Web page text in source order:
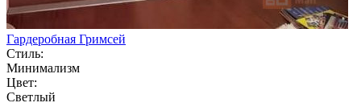
Гардеробная Гримсей
Стиль:
Минимализм
Цвет:
Светлый